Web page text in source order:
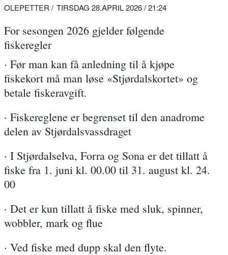
OLEPETTER TIRSDAG 28.APRIL 2026 / 21:24
For sesongen 2026 gjelder følgende
fiskeregler
· Før man kan få anledning til å kjøpe
fiskekort må man løse «Stjørdalskortet» og
betale fiskeravgift.
· Fiskereglene er begrenset til den anadrome
delen av Stjørdalsvassdraget
· I Stjørdalselva, Forra og Sona er det tillatt å
fiske fra 1. juni kl. 00.00 til 31. august kl. 24.
00
· Det er kun tillatt å fiske med sluk, spinner,
wobbler, mark og flue
· Ved fiske med dupp skal den flyte.